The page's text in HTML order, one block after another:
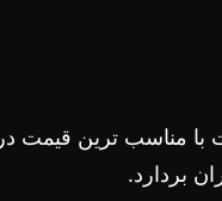
با مناسب ترین قیمت در
بردارد.